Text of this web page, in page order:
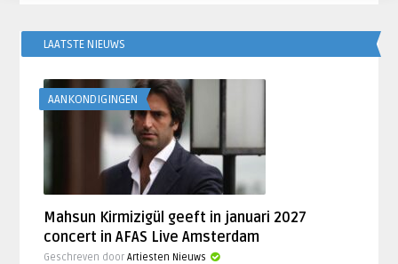
LAATSTE NIEUWS
AANKONDIGINGEN
Mahsun Kirmizigül geeft in januari 2027
concert in AFAS Live Amsterdam
Geschreven doorArtiesten Nieuws